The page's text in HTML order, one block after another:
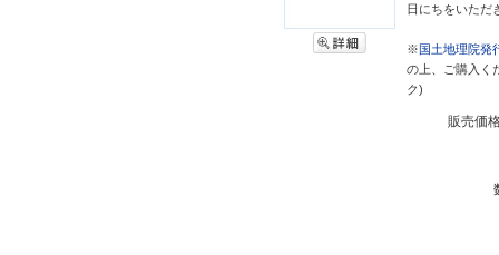
日にちをいただ
※ 国土地理院発
の上、ご購入く
ク)
販売価